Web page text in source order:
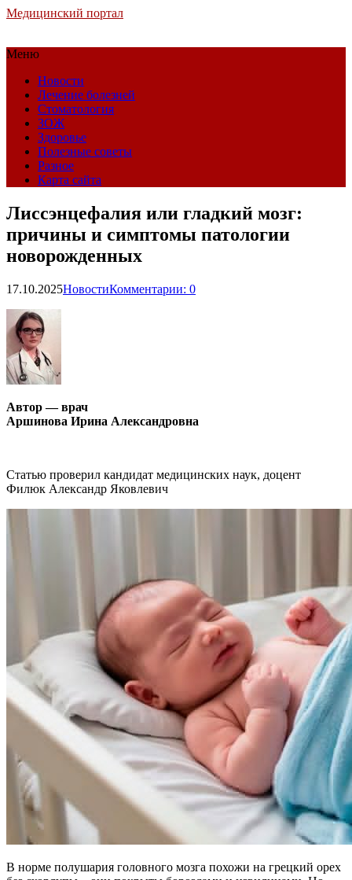
Медицинский портал
Меню
Новости
Лечение болезней
Стоматология
ЗОЖ
Здоровье
Полезные советы
Разное
Карта сайта
Лиссэнцефалия или гладкий мозг:
причины и симптомы патологии
новорожденных
17.10.2025НовостиКомментарии: 0
Автор — врач
Аршинова Ирина Александровна
Статью проверил кандидат медицинских наук, доцент
Филюк Александр Яковлевич
В норме полушария головного мозга похожи на грецкий орех